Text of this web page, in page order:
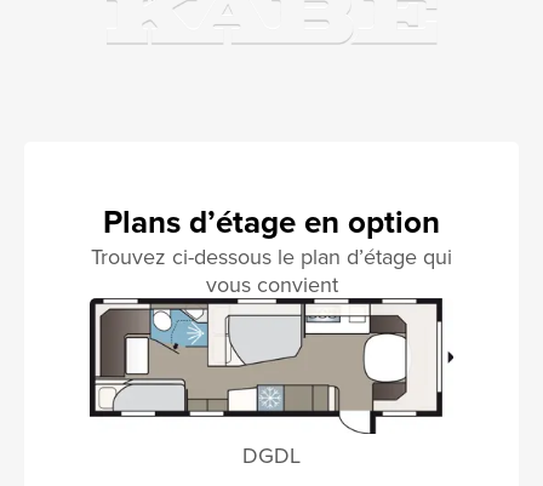
Plans d’étage en option
Trouvez ci-dessous le plan d’étage qui
vous convient
DGDL